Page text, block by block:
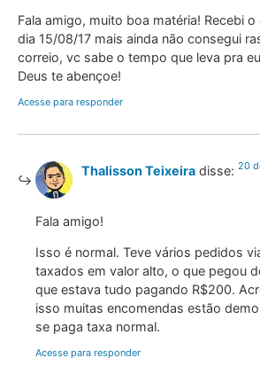
Fala amigo, muito boa matéria! Recebi o
dia 15/08/17 mais ainda não consegui
correio, vc sabe o tempo que leva pra
Deus te abençoe!
Acesse para responder
Thalisson Teixeira disse: 20
Fala amigo!
Isso é normal. Teve vários pedidos
taxados em valor alto, o que pegou
que estava tudo pagando R$200.
isso muitas encomendas estão
se paga taxa normal.
Acesse para responder